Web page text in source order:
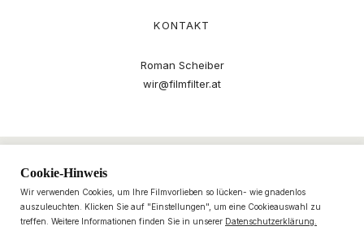
KONTAKT
Roman Scheiber
wir@filmfilter.at
Cookie-Hinweis
Wir verwenden Cookies, um Ihre Filmvorlieben so lücken- wie gnadenlos
auszuleuchten. Klicken Sie auf "Einstellungen", um eine Cookieauswahl zu
treffen. Weitere Informationen finden Sie in unserer Datenschutzerklärung.